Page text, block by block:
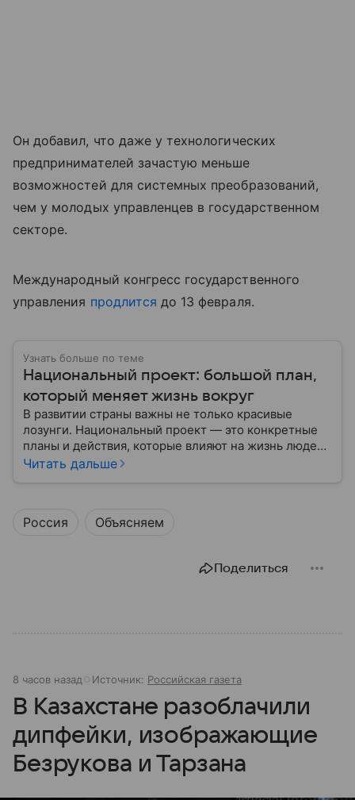
Он добавил, что даже у технологических
предпринимателей зачастую меньше
возможностей для системных преобразований,
чем у молодых управленцев в государственном
секторе.
Международный конгресс государственного
управления продлится до 13 февраля.
Узнать больше по теме
Национальный проект: большой план,
который меняет жизнь вокруг
В развитии страны важны не только красивые
лозунги. Национальный проект — это конкретные
планы и действия, которые влияют на жизнь людей
уже сегодня.
Читать дальше
Россия Объясняем
Поделиться
8 часов назад Источник: Российская газета
В Казахстане разоблачили
дипфейки, изображающие
Безрукова и Тарзана